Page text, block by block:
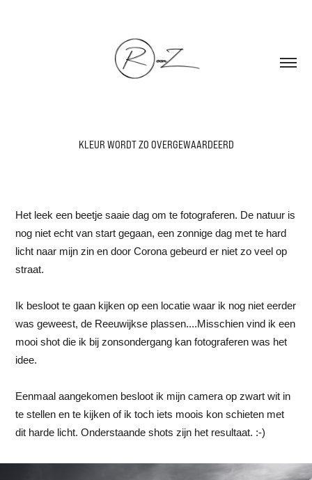
KLEUR WORDT ZO OVERGEWAARDEERD
Het leek een beetje saaie dag om te fotograferen. De natuur is
nog niet echt van start gegaan, een zonnige dag met te hard
licht naar mijn zin en door Corona gebeurd er niet zo veel op
straat.
Ik besloot te gaan kijken op een locatie waar ik nog niet eerder
was geweest, de Reeuwijkse plassen....Misschien vind ik een
mooi shot die ik bij zonsondergang kan fotograferen was het
idee.
Eenmaal aangekomen besloot ik mijn camera op zwart wit in
te stellen en te kijken of ik toch iets moois kon schieten met
dit harde licht. Onderstaande shots zijn het resultaat. :-)